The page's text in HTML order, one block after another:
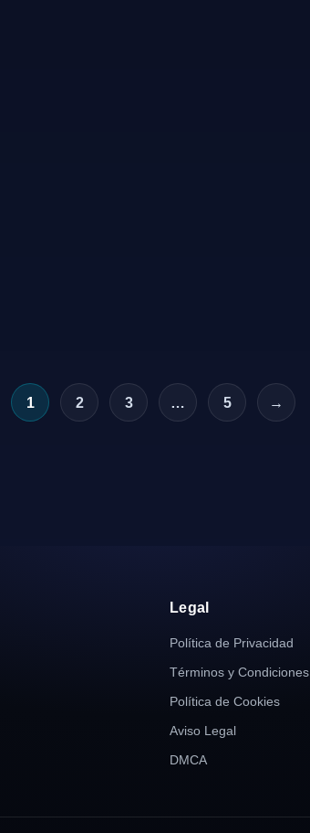
1 2 3 … 5 →
Legal
Política de Privacidad
Términos y Condiciones
Política de Cookies
Aviso Legal
DMCA